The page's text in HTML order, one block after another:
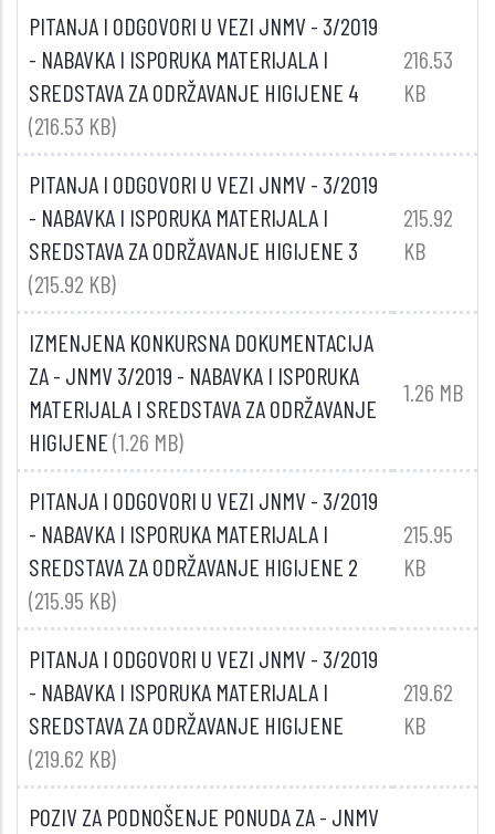
PITANJA I ODGOVORI U VEZI JNMV - 3/2019
- NABAVKA I ISPORUKA MATERIJALA I
SREDSTAVA ZA ODRŽAVANJE HIGIJENE 4
(216.53 KB)
216.53
KB
PITANJA I ODGOVORI U VEZI JNMV - 3/2019
- NABAVKA I ISPORUKA MATERIJALA I
SREDSTAVA ZA ODRŽAVANJE HIGIJENE 3
(215.92 KB)
215.92
KB
IZMENJENA KONKURSNA DOKUMENTACIJA
ZA - JNMV 3/2019 - NABAVKA I ISPORUKA
MATERIJALA I SREDSTAVA ZA ODRŽAVANJE
HIGIJENE(1.26 MB)
1.26 MB
PITANJA I ODGOVORI U VEZI JNMV - 3/2019
- NABAVKA I ISPORUKA MATERIJALA I
SREDSTAVA ZA ODRŽAVANJE HIGIJENE 2
(215.95 KB)
215.95
KB
PITANJA I ODGOVORI U VEZI JNMV - 3/2019
- NABAVKA I ISPORUKA MATERIJALA I
SREDSTAVA ZA ODRŽAVANJE HIGIJENE
(219.62 KB)
219.62
KB
POZIV ZA PODNOŠENJE PONUDA ZA - JNMV